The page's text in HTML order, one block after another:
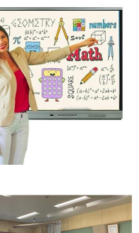
προβολέων
αφής
Whiteboard
εγγράφων
αφής